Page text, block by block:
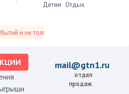
и не только это.
Детям Отдых
mail@gtn1.ru
отдел
продаж